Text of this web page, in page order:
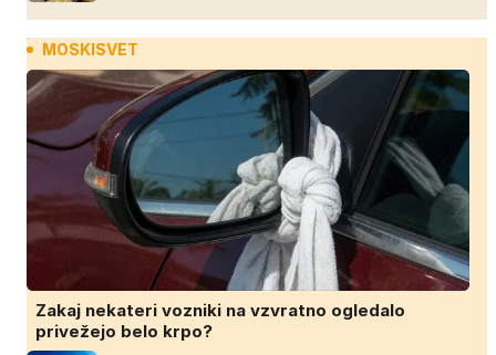
MOSKISVET
Zakaj nekateri vozniki na vzvratno ogledalo
privežejo belo krpo?